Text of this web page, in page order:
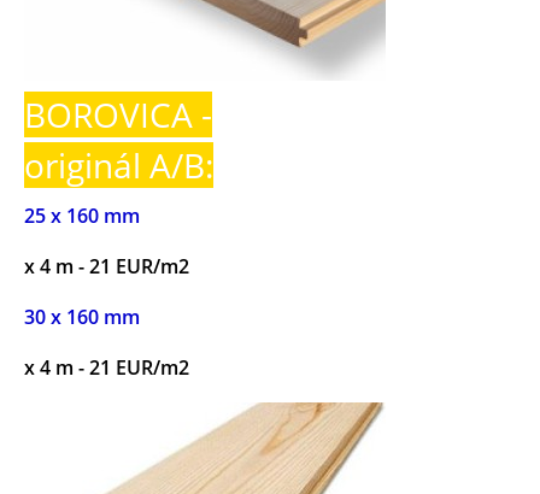
BOROVICA -
originál A/B:
25 x 160 mm
x 4 m - 21 EUR/m2
30 x 160 mm
x 4 m - 21 EUR/m2